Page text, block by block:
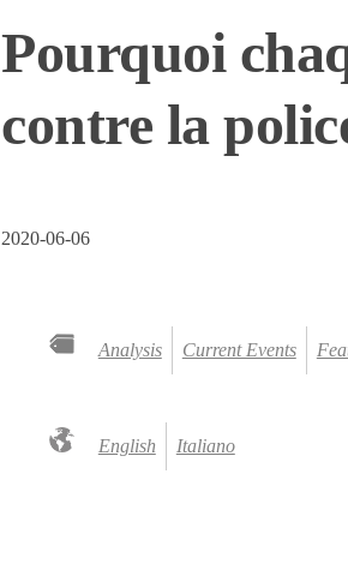
Pourquoi
contre la
2020-06-06
Analysis Current Events
English Italiano